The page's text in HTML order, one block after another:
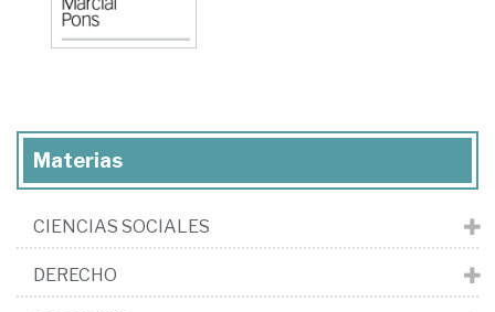
Materias
CIENCIAS SOCIALES
DERECHO